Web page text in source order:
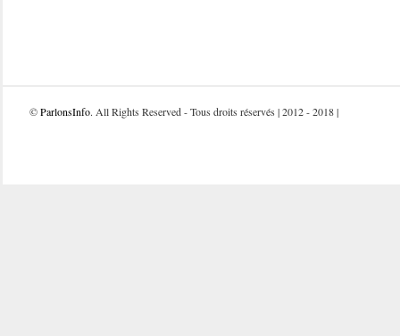
©ParlonsInfo. All Rights Reserved - Tous droits réservés | 2012 - 2018 |